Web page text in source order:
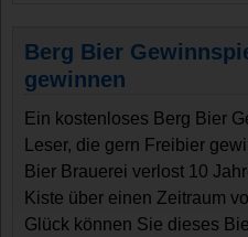
Berg Bier
gewinnen
Ein kostenloses Berg Bier
Leser, die gern Freibier
Bier Brauerei verlost 10
Kiste über einen Zeitraum
Glück können Sie dieses